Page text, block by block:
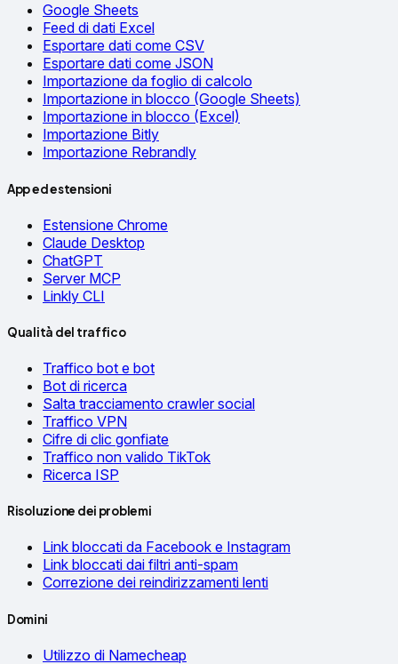
Google Sheets
Feed di dati Excel
Esportare dati come CSV
Esportare dati come JSON
Importazione da foglio di calcolo
Importazione in blocco (Google Sheets)
Importazione in blocco (Excel)
Importazione Bitly
Importazione Rebrandly
App ed estensioni
Estensione Chrome
Claude Desktop
ChatGPT
Server MCP
Linkly CLI
Qualità del traffico
Traffico bot e bot
Bot di ricerca
Salta tracciamento crawler social
Traffico VPN
Cifre di clic gonfiate
Traffico non valido TikTok
Ricerca ISP
Risoluzione dei problemi
Link bloccati da Facebook e Instagram
Link bloccati dai filtri anti-spam
Correzione dei reindirizzamenti lenti
Domini
Utilizzo di Namecheap